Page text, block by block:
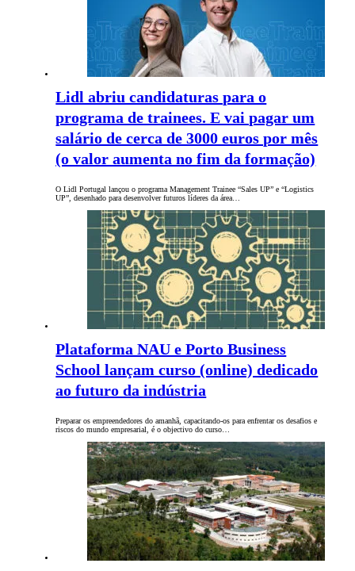
Lidl abriu candidaturas para o
programa de trainees. E vai pagar um
salário de cerca de 3000 euros por mês
(o valor aumenta no fim da formação)
O Lidl Portugal lançou o programa Management Trainee “Sales UP” e “Logistics
UP”, desenhado para desenvolver futuros líderes da área…
Plataforma NAU e Porto Business
School lançam curso (online) dedicado
ao futuro da indústria
Preparar os empreendedores do amanhã, capacitando-os para enfrentar os desafios e
riscos do mundo empresarial, é o objectivo do curso…